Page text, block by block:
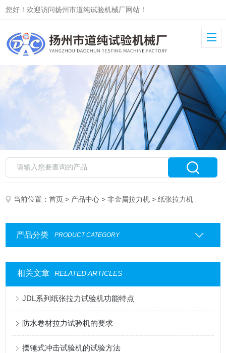
您好！欢迎访问扬州市道纯试验机械厂网站！
当前位置：首页 > 产品中心 >非金属拉力机 > 纸张拉力机
产品分类 PRODUCT CATEGORY
相关文章 RELATED ARTICLES
JDL系列纸张拉力试验机功能特点
防水卷材拉力试验机的要求
摆锤式冲击试验机的试验方法